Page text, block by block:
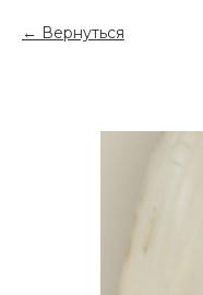
Вернуться